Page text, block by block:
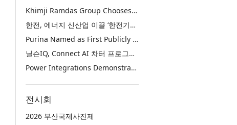
Khimji Ramdas Group Chooses Rimini Street to Reduce SAP Support Costs, Protect 700+ Customizations and Reinvest Savings in Innovation
한전, 에너지 신산업 이끌 ‘한전기술지주’ 공식 출범
Purina Named as First Publicly Announced NIQ ConnectAI Charter Client
닐슨IQ, Connect AI 차터 프로그램 최초 고객사 ‘퓨리나’ 선정
Power Integrations Demonstrates World’s First 2200 V GaN Technology for Next-Era High-Voltage Power Systems
전시회
2026 부산국제사진제